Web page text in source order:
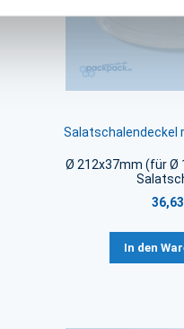
Salatschalendeckel
Ø 212x37mm (für Ø
In den